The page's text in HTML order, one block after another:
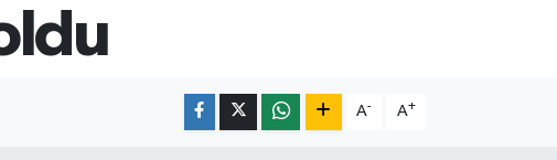
61,60380
G.ALTIN
6862,09000
A- A+